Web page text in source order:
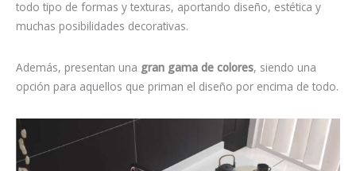
todo tipo de formas y texturas, aportando diseño, estética y
muchas posibilidades decorativas.
Además, presentan una gran gama de colores, siendo una
opción para aquellos que priman el diseño por encima de todo.